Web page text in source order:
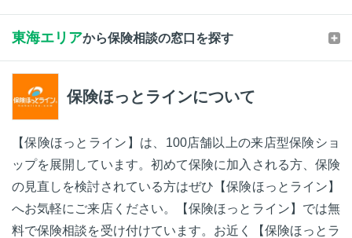
東海エリアから保険相談の窓口を探す
保険ほっとラインについて
【保険ほっとライン】は、100店舗以上の来店型保険ショ
ップを展開しています。初めて保険に加入される方、保険
の見直しを検討されている方はぜひ【保険ほっとライン】
へお気軽にご来店ください。【保険ほっとライン】では無
料で保険相談を受け付けています。お近く【保険ほっとラ